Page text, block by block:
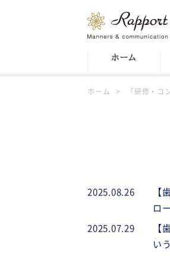
ホーム
ホーム 「研修・
2025.08.26
ロ
2025.07.29
い